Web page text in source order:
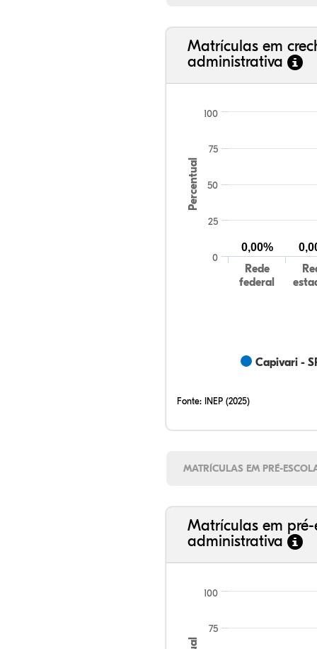
Matrículas em
administrativa
Percentual
Capivari -
Rede
federal
0
25
50
75
100
0,00%
Fonte: INEP (2025)
MATRÍCULAS EM PRÉ-
Matrículas em
administrativa
100
75